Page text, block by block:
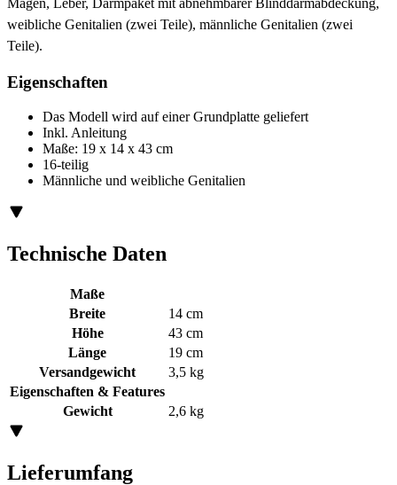
weibliche Genitalien (zwei Teile), männliche Genitalien (zwei
Teile).
Eigenschaften
Das Modell wird auf einer Grundplatte geliefert
Inkl. Anleitung
Maße: 19 x 14 x 43 cm
16-teilig
Männliche und weibliche Genitalien
Technische Daten
Maße
Breite
14 cm
Höhe
43 cm
Länge
19 cm
Versandgewicht
3,5 kg
Eigenschaften & Features
Gewicht
2,6 kg
Lieferumfang